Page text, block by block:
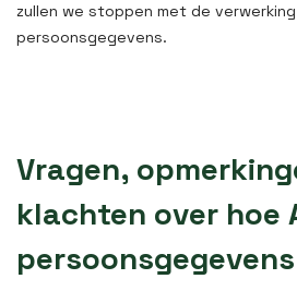
zullen we stoppen met de
persoonsgegevens.
Vragen,
klachten over hoe